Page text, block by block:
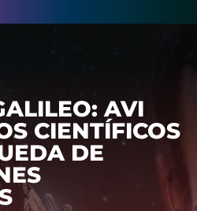
AVI
CIENTÍFICOS
DE